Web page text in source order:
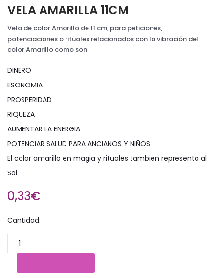
VELA AMARILLA 11CM
Vela de color Amarillo de 11 cm, para peticiones,
potenciaciones o rituales relacionados con la vibración del
color Amarillo como son:
DINERO
ESONOMIA
PROSPERIDAD
RIQUEZA
AUMENTAR LA ENERGIA
POTENCIAR SALUD PARA ANCIANOS Y NIÑOS
El color amarillo en magia y rituales tambien representa al
Sol
0,33€
Cantidad: